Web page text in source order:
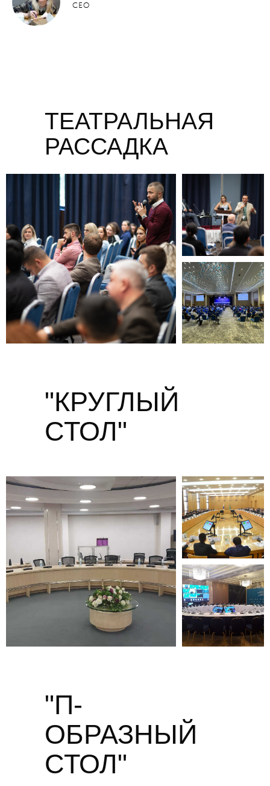
CEO
ТЕАТРАЛЬНАЯ
РАССАДКА
"КРУГЛЫЙ
СТОЛ"
"П-
ОБРАЗНЫЙ
СТОЛ"